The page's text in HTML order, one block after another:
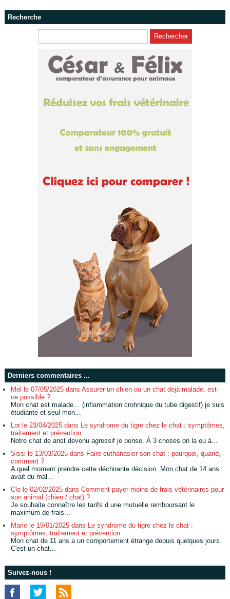
Recherche
Derniers commentaires ...
Mel le 07/05/2025 dans Assurer un chien ou un chat déjà malade, est-
ce possible ?
Mon chat est malade… (inflammation crohnique du tube digestif) je suis
étudiante et seul mon...
Lor le 23/04/2025 dans Le syndrome du tigre chez le chat : symptômes,
traitement et prévention
Notre chat de anst devenu agressif je pense. À 3 choses on la eu à...
Sissi le 13/03/2025 dans Faire euthanasier son chat : pourquoi, quand,
comment ?
A quel moment prendre cette déchirante décision. Mon chat de 14 ans
avait du mal...
Clo le 02/02/2025 dans Comment payer moins de frais vétérinaires pour
son animal (chien / chat) ?
Je souhaite connaître les tarifs d une mutuelle remboursant le
maximum de frais...
Marie le 19/01/2025 dans Le syndrome du tigre chez le chat :
symptômes, traitement et prévention
Mon chat de 11 ans a un comportement étrange depuis quelques jours.
C'est un chat...
Suivez-nous !